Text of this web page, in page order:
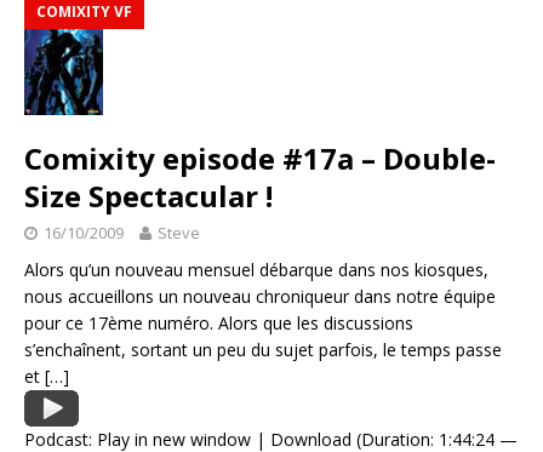
COMIXITY VF
Comixity episode #17a – Double-
Size Spectacular !
16/10/2009 Steve
Alors qu’un nouveau mensuel débarque dans nos kiosques,
nous accueillons un nouveau chroniqueur dans notre équipe
pour ce 17ème numéro. Alors que les discussions
s’enchaînent, sortant un peu du sujet parfois, le temps passe
et […]
Podcast: Play in new window | Download (Duration: 1:44:24 —